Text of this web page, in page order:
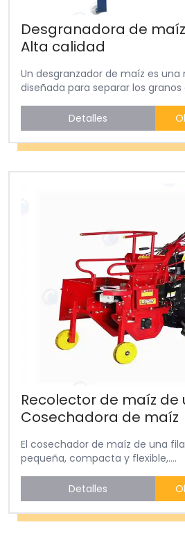
Desgranadora de
Alta calidad
Un desgranzador de maíz es
diseñada para separar los granos
Detalles
Recolector de maíz de
Cosechadora de maíz
El cosechador de maíz de una
pequeña, compacta y flexible,....
Detalles